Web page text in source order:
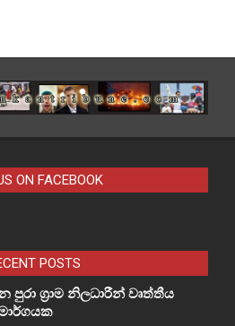
ON FACEBOOK
POSTS
පුරා ග්‍රාම නිලධාරීන් වෘත්තීය